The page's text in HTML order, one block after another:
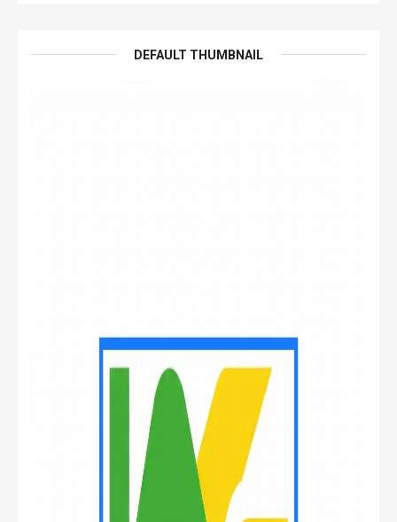
DEFAULT THUMBNAIL